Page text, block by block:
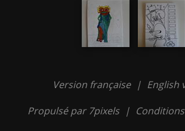
Version française | English
Propulsé par 7pixels |